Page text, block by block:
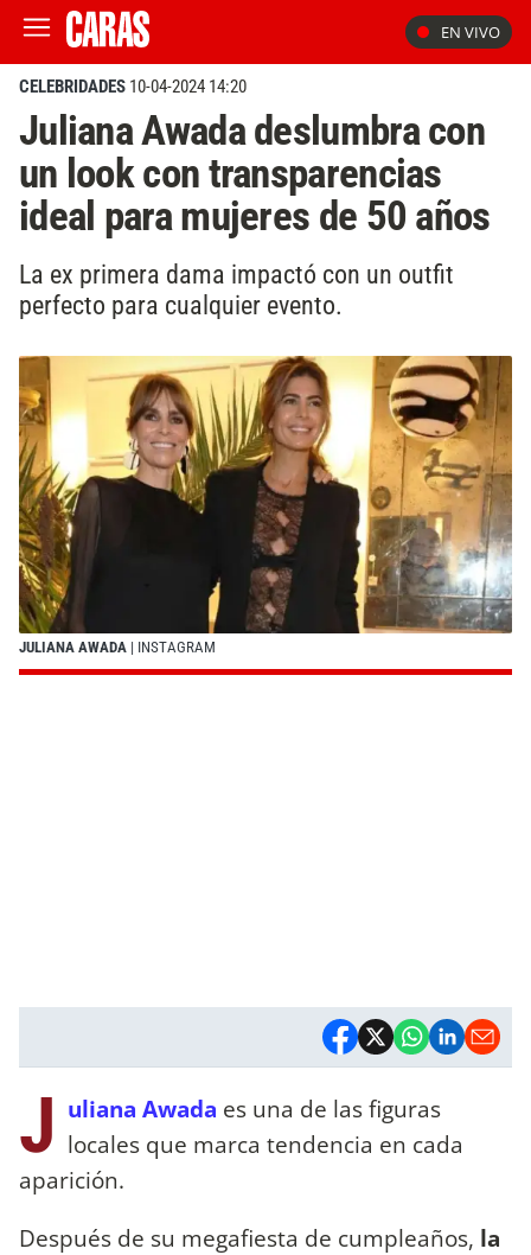
EN VIVO
CELEBRIDADES 10-04-2024 14:20
Juliana Awada deslumbra con
un look con transparencias
ideal para mujeres de 50 años
La ex primera dama impactó con un outfit
perfecto para cualquier evento.
JULIANA AWADA | INSTAGRAM
J uliana Awada es una de las figuras
locales que marca tendencia en cada
aparición.
Después de su megafiesta de cumpleaños, la